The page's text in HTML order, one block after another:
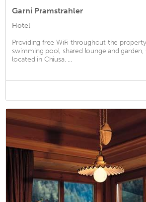
Garni Pramstrahler
Hotel
Providing free WiFi throughout the
swimming pool, shared lounge and garden,
located in Chiusa. ...